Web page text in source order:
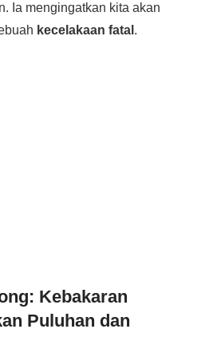
Ia mengingatkan kita akan
kecelakaan fatal .
Kebakaran
Puluhan dan